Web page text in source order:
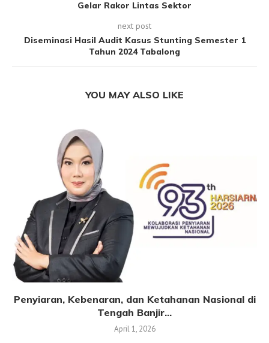
Gelar Rakor Lintas Sektor
next post
Diseminasi Hasil Audit Kasus Stunting Semester 1
Tahun 2024 Tabalong
YOU MAY ALSO LIKE
Penyiaran, Kebenaran, dan Ketahanan Nasional di
Tengah Banjir...
April 1, 2026